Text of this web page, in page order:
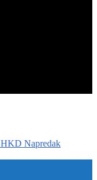
HKD Napredak